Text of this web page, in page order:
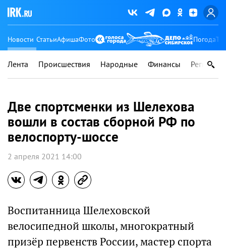
Новости СтатьиАфишаФото Погода
Лента Происшествия Народные Финансы Регионы
Две спортсменки из Шелехова
вошли в состав сборной РФ по
велоспорту-шоссе
2 апреля 2021 14:00
Воспитанница Шелеховской
велосипедной школы, многократный
призёр первенств России, мастер спорта